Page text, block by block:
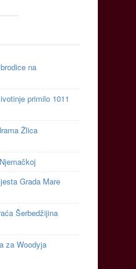
na
primilo 1011
Žlica
Grada Mare
Šerbedžijina
za Woodyja